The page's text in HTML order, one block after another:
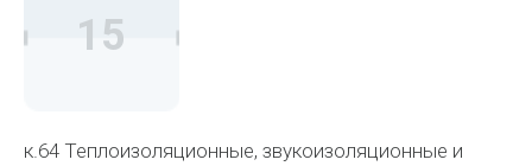
15
к.64 Теплоизоляционные, звукоизоляционные и